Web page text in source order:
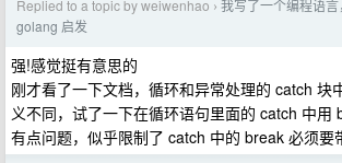
Replied to a topic by weiwenhao › 我写了一个编程语言
golang 启发
强!感觉挺有意思的
刚才看了一下文档，循环和异常处理的 catch 块
义不同，试了一下在循环语句里面的 catch 中用
有点问题，似乎限制了 catch 中的 break 必须要